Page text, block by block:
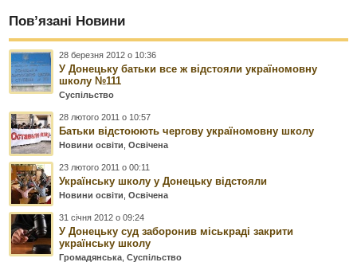
Пов’язані Новини
28 березня 2012 о 10:36
У Донецьку батьки все ж відстояли україномовну
школу №111
Суспільство
28 лютого 2011 о 10:57
Батьки відстоюють чергову україномовну школу
Новини освіти ,Освічена
23 лютого 2011 о 00:11
Українську школу у Донецьку відстояли
Новини освіти ,Освічена
31 січня 2012 о 09:24
У Донецьку суд заборонив міськраді закрити
українську школу
Громадянська ,Суспільство